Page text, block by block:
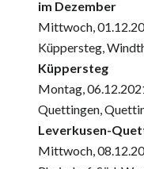
im Dezember
Mittwoch,
Küppersteg,
Küppersteg
Montag,
Quettingen,
Leverkusen-
Mittwoch,